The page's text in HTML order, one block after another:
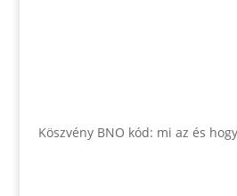
Köszvény BNO kód: mi az és